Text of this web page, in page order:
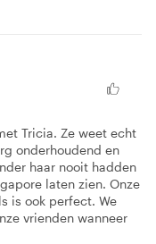
Tricia. Ze weet echt
onderhoudend en
haar nooit hadden
laten zien. Onze
is ook perfect. We
vrienden wanneer